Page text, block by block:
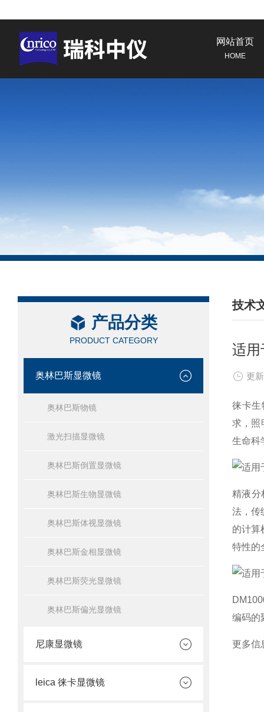
网站首页
HOME
产品分类
PRODUCT CATEGORY
奥林巴斯显微镜
奥林巴斯物镜
激光扫描显微镜
奥林巴斯倒置显微镜
奥林巴斯生物显微镜
奥林巴斯体视显微镜
奥林巴斯金相显微镜
奥林巴斯荧光显微镜
奥林巴斯偏光显微镜
尼康显微镜
leica 徕卡显微镜
技术
/
适用
更
徕卡生
求，照
生命科
精液分
法，传
的计算
特性的
编码的
更多信